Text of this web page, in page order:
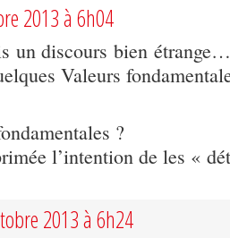
2013 à 6h04
un discours bien
Valeurs
?
l’intention de les «
2013 à 6h24